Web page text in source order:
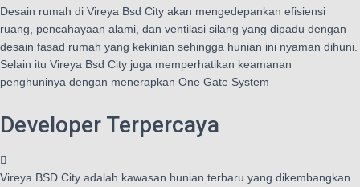
Desain rumah di Vireya Bsd City akan mengedepankan efisiensi
ruang, pencahayaan alami, dan ventilasi silang yang dipadu dengan
desain fasad rumah yang kekinian sehingga hunian ini nyaman dihuni.
Selain itu Vireya Bsd City juga memperhatikan keamanan
penghuninya dengan menerapkan One Gate System
Developer Terpercaya
Vireya BSD City adalah kawasan hunian terbaru yang dikembangkan